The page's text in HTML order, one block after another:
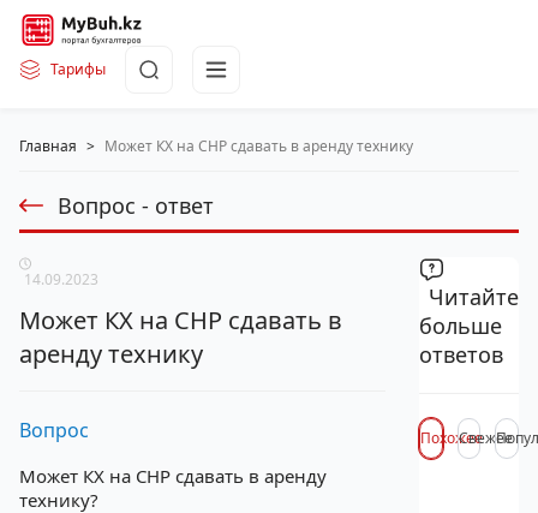
Тарифы
Главная > Может КХ на СНР сдавать в аренду технику
Вопрос - ответ
14.09.2023
Может КХ на СНР сдавать в
аренду технику
Вопрос
Может КХ на СНР сдавать в аренду
технику?
Читайте
больше
ответов
ПохожееСвежее